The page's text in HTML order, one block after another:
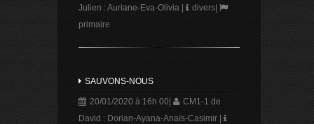
Julien : Auriane-Eva-Olivia| divers|
primaire
SAUVONS-NOUS
20/01/2020 à 16h 00
CM1-1 de
David : Dorian-Ayana-Anaïs-Casimir|